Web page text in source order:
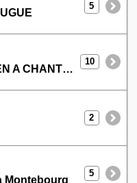
5
LES BOULINERIEN A CHANTEREYNE
10
2
Montebourg
5